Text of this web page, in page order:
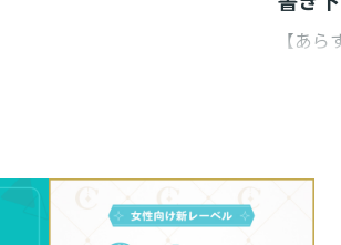
【あら
壮絶
を繰り